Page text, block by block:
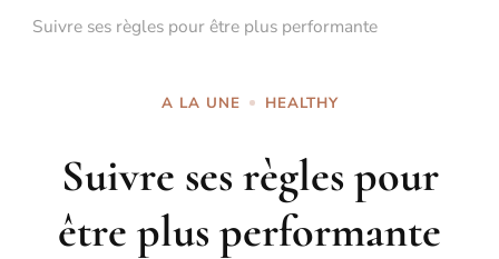
Suivre ses règles pour être plus performante
A LA UNE HEALTHY
Suivre ses règles pour
être plus performante